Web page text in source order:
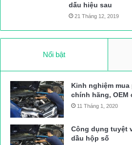
dấu hiệu sau
21 Tháng 12, 2019
Nổi bật
Kinh nghiệm
chính hãng, OEM
11 Tháng 1, 2020
Công dụng tuyệt
dầu hộp số